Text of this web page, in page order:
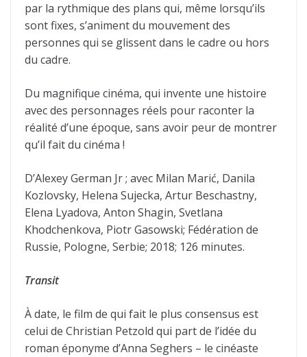
par la rythmique des plans qui, même lorsqu’ils
sont fixes, s’animent du mouvement des
personnes qui se glissent dans le cadre ou hors
du cadre.
Du magnifique cinéma, qui invente une histoire
avec des personnages réels pour raconter la
réalité d’une époque, sans avoir peur de montrer
qu’il fait du cinéma !
D’Alexey German Jr ; avec Milan Marić, Danila
Kozlovsky, Helena Sujecka, Artur Beschastny,
Elena Lyadova, Anton Shagin, Svetlana
Khodchenkova, Piotr Gasowski; Fédération de
Russie, Pologne, Serbie; 2018; 126 minutes.
Transit
À date, le film de qui fait le plus consensus est
celui de Christian Petzold qui part de l’idée du
roman éponyme d’Anna Seghers – le cinéaste